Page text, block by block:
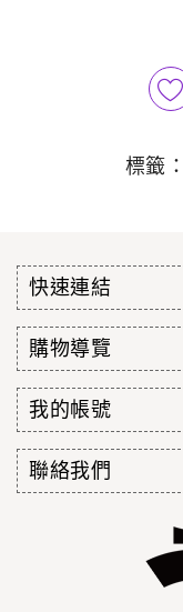
標籤：
快速連結
購物導覽
我的帳號
聯絡我們